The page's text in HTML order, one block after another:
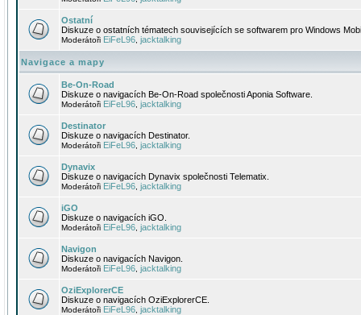
Ostatní
Diskuze o ostatních tématech souvisejících se softwarem pro Windows
Moderátoři EiFeL96 jacktalking
Navigace a mapy
Be-On-Road
Diskuze o navigacích Be-On-Road společnosti Aponia Software.
Moderátoři EiFeL96 jacktalking
Destinator
Diskuze o navigacích Destinator.
Moderátoři EiFeL96 jacktalking
Dynavix
Diskuze o navigacích Dynavix společnosti Telematix.
Moderátoři EiFeL96 jacktalking
iGO
Diskuze o navigacích iGO.
Moderátoři EiFeL96 jacktalking
Navigon
Diskuze o navigacích Navigon.
Moderátoři EiFeL96 jacktalking
OziExplorerCE
Diskuze o navigacích OziExplorerCE.
Moderátoři EiFeL96 jacktalking